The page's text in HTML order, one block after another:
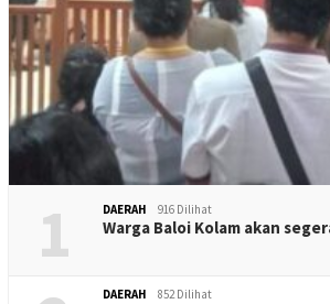
1 DAERAH 916 Dilihat
Warga Baloi Kolam akan
DAERAH 852 Dilihat